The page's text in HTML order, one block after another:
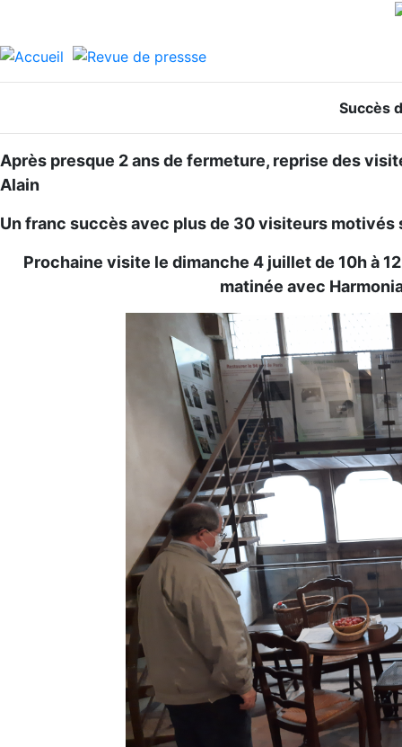
Succès
Après presque 2 ans de fermeture, reprise des
Alain
Un franc succès avec plus de 30 visiteurs motivés
Prochaine visite le dimanche 4 juillet de 10h à
matinée avec